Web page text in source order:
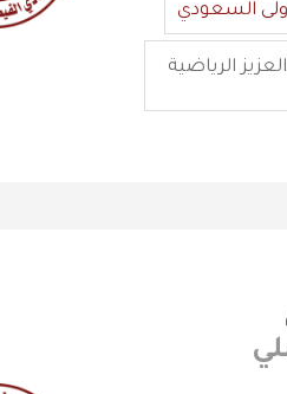
السعودي
الرياضية